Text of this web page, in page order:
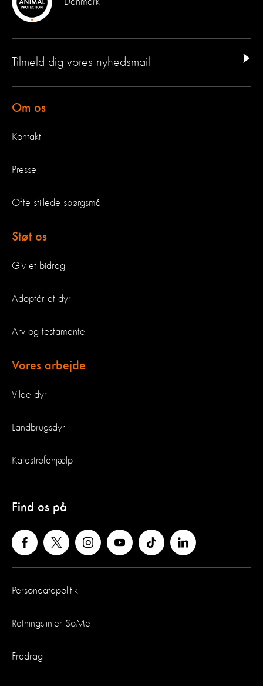
Tilmeld dig vores nyhedsmail
Om os
Kontakt
Presse
Ofte stillede spørgsmål
Støt os
Giv et bidrag
Adoptér et dyr
Arv og testamente
Vores arbejde
Vilde dyr
Landbrugsdyr
Katastrofehjælp
Find os på
Persondatapolitik
Retningslinjer SoMe
Fradrag